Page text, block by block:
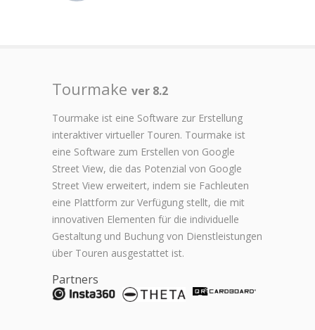
Tourmake ver 8.2
Tourmake ist eine Software zur Erstellung
interaktiver virtueller Touren. Tourmake ist
eine Software zum Erstellen von Google
Street View, die das Potenzial von Google
Street View erweitert, indem sie Fachleuten
eine Plattform zur Verfügung stellt, die mit
innovativen Elementen für die individuelle
Gestaltung und Buchung von Dienstleistungen
über Touren ausgestattet ist.
Partners